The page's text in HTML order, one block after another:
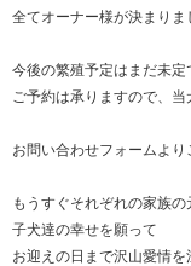
全てオーナー様が決まりま
今後の繁殖予定はまだ未定
ご予約は承りますので、
お問い合わせフォームより
もうすぐそれぞれの家族の
子犬達の幸せを願って
お迎えの日まで沢山愛情を